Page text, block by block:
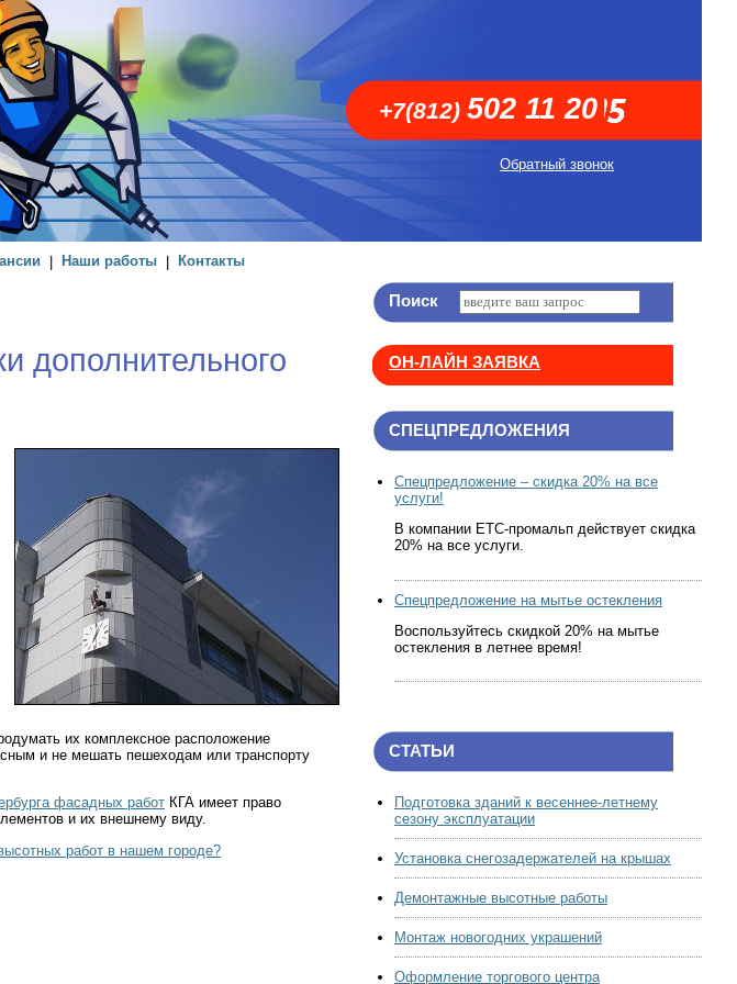
+7(812) 502 11 20
Обратный звонок
Наши работы Контакты
дополнительного
их комплексное расположение
и не мешать пешеходам или транспорту
фасадных работ КГА имеет право
и их внешнему виду.
работ в нашем городе?
Поиск
ОН-ЛАЙН ЗАЯВКА
СПЕЦПРЕДЛОЖЕНИЯ
Спецпредложение – скидка 20% на все
услуги!
В компании ЕТС-промальп действует скидка
20% на все услуги.
Спецпредложение на мытье остекления
Воспользуйтесь скидкой 20% на мытье
остекления в летнее время!
СТАТЬИ
Подготовка зданий к весеннее-летнему
сезону эксплуатации
Установка снегозадержателей на крышах
Демонтажные высотные работы
Монтаж новогодних украшений
Оформление торгового центра